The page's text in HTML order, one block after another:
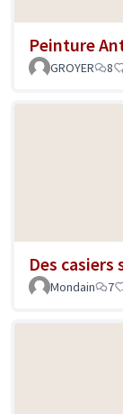
Peinture
GROYER
8
Des casiers
Mondain
7